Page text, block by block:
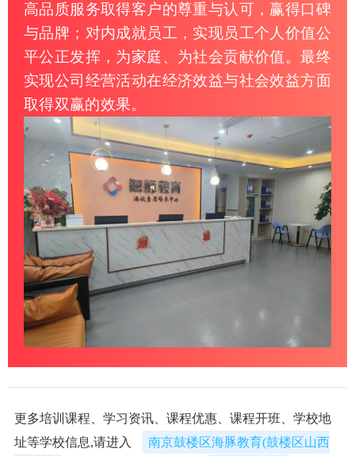
高品质服务取得客户的尊重与认可，赢得口碑
与品牌；对内成就员工，实现员工个人价值公
平公正发挥，为家庭、为社会贡献价值。最终
实现公司经营活动在经济效益与社会效益方面
取得双赢的效果。
更多培训课程、学习资讯、课程优惠、课程开班、学校地
址等学校信息,请进入
南京鼓楼区海豚教育(鼓楼区山西